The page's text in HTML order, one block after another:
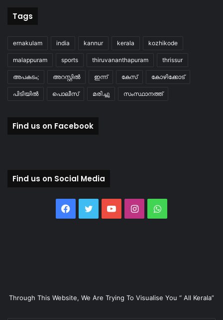
Tags
ernakulam india kannur kerala kozhikode
malappuram sports thiruvananthapuram thrissur
അപകടം; അറസ്റ്റിൽ ഇന്ന് കേസ് കോഴിക്കോട്
പിടിയിൽ പൊലീസ് മരിച്ചു സംസ്ഥാനത്ത്
Find us on Facebook
Find us on Social Media
Facebook
TwitterYouTubeInstagramWhatsApp
Through This Website, We Are Trying To Visualise You “ All Kerala”